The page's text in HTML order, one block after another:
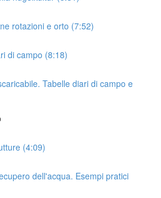
rotazioni e orto (7:52)
di campo (8:18)
Tabelle diari di campo e
(4:09)
dell'acqua. Esempi pratici